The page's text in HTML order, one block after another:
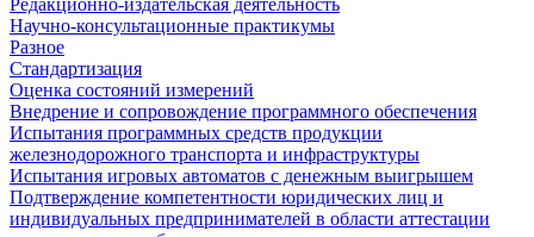
Научно-консультационные практикумы
Разное
Стандартизация
Оценка состояний измерений
Внедрение и сопровождение программного обеспечения
Испытания программных средств продукции
железнодорожного транспорта и инфраструктуры
Испытания игровых автоматов с денежным выигрышем
Подтверждение компетентности юридических лиц и
индивидуальных предпринимателей в области аттестации